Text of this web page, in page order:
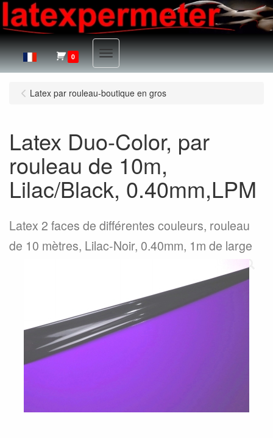
0 Menu
Latex par rouleau-boutique en gros
Latex Duo-Color, par
rouleau de 10m,
Lilac/Black, 0.40mm,LPM
Latex 2 faces de différentes couleurs, rouleau
de 10 mètres, Lilac-Noir, 0.40mm, 1m de large